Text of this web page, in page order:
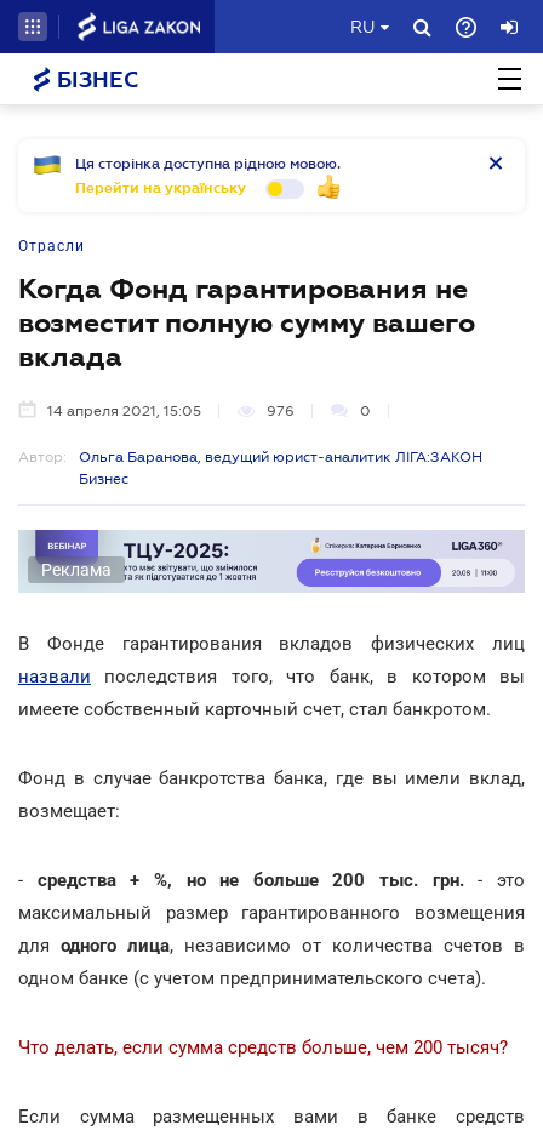
RU
БІЗНЕС
Ця сторінка доступна рідною мовою.
Перейти на українську
Отрасли
Когда Фонд гарантирования не
возместит полную сумму вашего
вклада
14 апреля 2021, 15:05 976 0
Автор:
Ольга Баранова, ведущий юрист-аналитик ЛІГА:ЗАКОН
Бизнес
Реклама
В Фонде гарантирования вкладов физических лиц
назвали последствия того, что банк, в котором вы
имеете собственный карточный счет, стал банкротом.
Фонд в случае банкротства банка, где вы имели вклад,
возмещает:
- средства + %, но не больше 200 тыс. грн.- это
максимальный размер гарантированного возмещения
для одного лица, независимо от количества счетов в
одном банке (с учетом предпринимательского счета).
Что делать, если сумма средств больше, чем 200 тысяч?
Если сумма размещенных вами в банке средств